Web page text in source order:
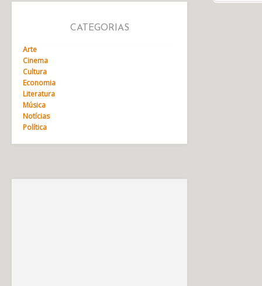
CATEGORIAS
Arte
Cinema
Cultura
Economia
Literatura
Música
Notícias
Política